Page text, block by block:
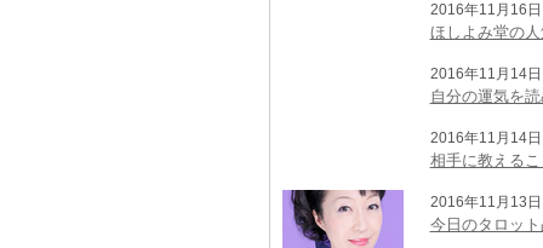
2016年11月16
ほしよみ堂の
2016年11月14日
自分の運気を
2016年11月14
相手に教える
2016年11月13
今日のタロッ